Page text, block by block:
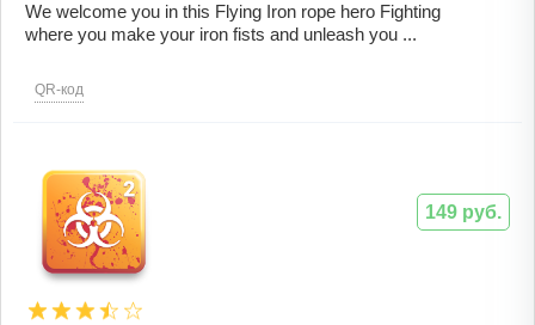
We welcome you in this Flying Iron rope hero Fighting
where you make your iron fists and unleash you ...
QR-код
149 руб.